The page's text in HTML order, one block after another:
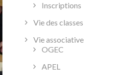
Inscriptions
Vie des classes
Vie associative
OGEC
APEL